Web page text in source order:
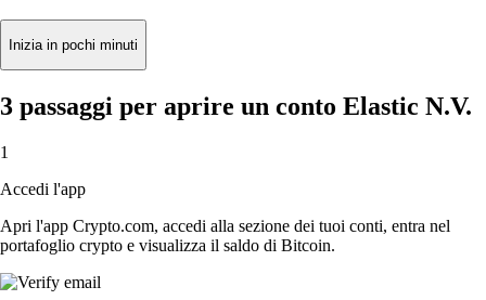
Inizia in pochi minuti
3 passaggi per aprire un conto Elastic N.V.
1
Accedi l'app
Apri l'app Crypto.com, accedi alla sezione dei tuoi conti, entra nel
portafoglio crypto e visualizza il saldo di Bitcoin.